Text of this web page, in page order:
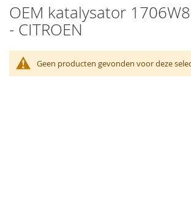
OEM katalysator 1706W8
- CITROEN
Geen producten gevonden voor deze